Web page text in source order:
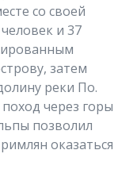
со своей
и 37
затем
реки По.
через горы
позволил
оказаться